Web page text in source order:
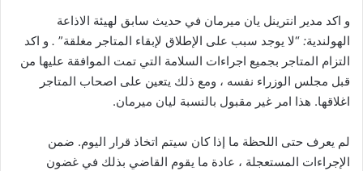
و اكد مدير انترينل يان ميرمان في حديث سابق لهيئة الاذاعة
الهولندية: “لا يوجد سبب على الإطلاق لإبقاء المتاجر مغلقة” . و اكد
التزام المتاجر بجميع اجراءات السلامة التي تمت الموافقة عليها من
قبل مجلس الوزراء نفسه ، ومع ذلك يتعين على اصحاب المتاجر
اغلاقها. هذا امر غير مقبول بالنسبة ليان ميرمان.
لم يعرف حتى اللحظة ما إذا كان سيتم اتخاذ قرار اليوم. ضمن
الإجراءات المستعجلة ، عادة ما يقوم القاضي بذلك في غضون